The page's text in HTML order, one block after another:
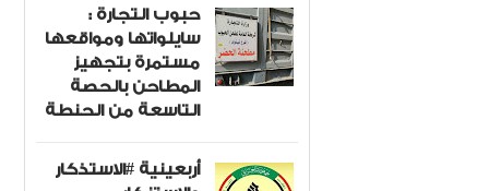
حبوب التجارة :
سايلواتها ومواقعها
مستمرة بتجهيز
المطاحن بالحصة
التاسعة من الحنطة
أربعينية #الاستذكار